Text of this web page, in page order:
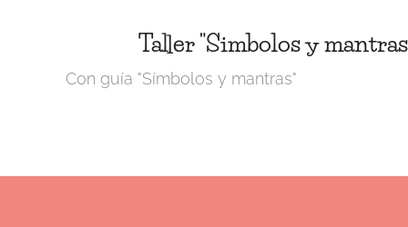
Taller "Simbolos y
Con guía "Símbolos y mantras"